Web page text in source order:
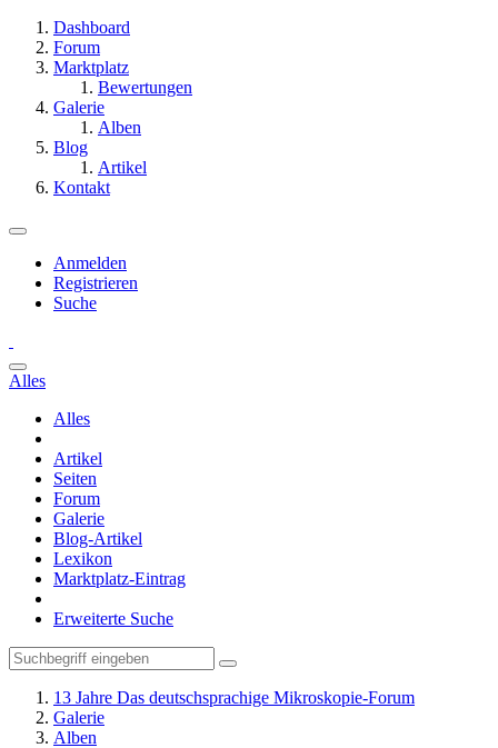
Dashboard
Forum
Marktplatz
Bewertungen
Galerie
Alben
Blog
Artikel
Kontakt
Anmelden
Registrieren
Suche
Alles
Alles
Artikel
Seiten
Forum
Galerie
Blog-Artikel
Lexikon
Marktplatz-Eintrag
Erweiterte Suche
13 Jahre Das deutschsprachige Mikroskopie-Forum
Galerie
Alben